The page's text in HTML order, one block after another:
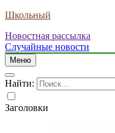
Школьный
Новостная рассылка
Случайные новости
Меню
Найти:
Заголовки